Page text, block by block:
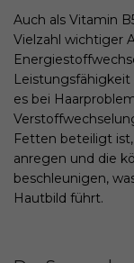
Auch als Vitamin
Vielzahl wichtiger
es bei
Fetten beteiligt
anregen und die
beschleunigen,
Hautbild führt.